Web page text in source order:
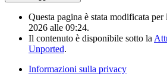
Questa pagina è stata modificata
2026 alle 09:24.
Il contenuto è disponibile sotto la
Unported.
Informazioni sulla privacy